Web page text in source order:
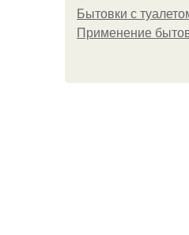
Бытовки с
Применение